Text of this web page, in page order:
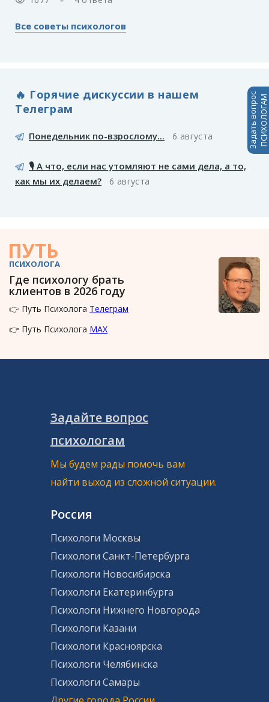
Все советы психологов
🔥 Горячие дискуссии в нашем
Телеграм
Понедельник по-взрослому... 6 августа
🎙️ А что, если нас утомляют не сами дела, а то,
как мы их делаем?
6 августа
ПУТЬ
ПСИХОЛОГА
Где психологу брать
клиентов в 2026 году
👉 Путь Психолога Телеграм
👉 Путь Психолога MAX
Задать вопросПСИХОЛОГАМ
Задайте вопрос
психологам
Мы будем рады помочь вам
найти выход из сложной ситуации.
Россия
Психологи Москвы
Психологи Санкт-Петербурга
Психологи Новосибирска
Психологи Екатеринбурга
Психологи Нижнего Новгорода
Психологи Казани
Психологи Красноярска
Психологи Челябинска
Психологи Самары